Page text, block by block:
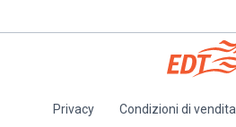
Privacy Condizioni di vendita